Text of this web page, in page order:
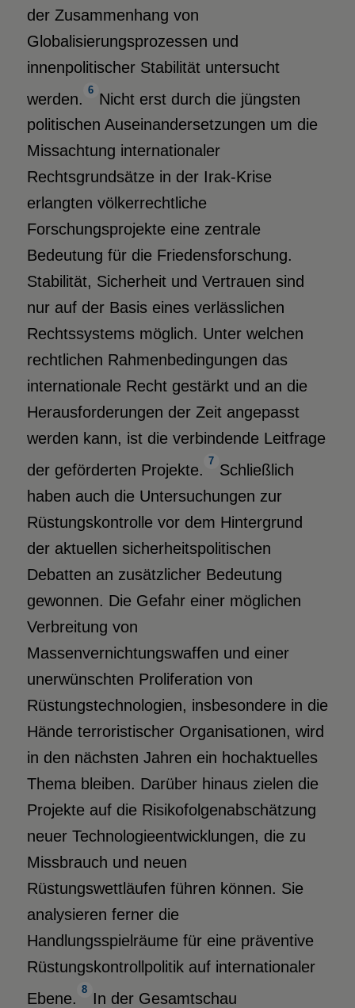
der Zusammenhang von
Globalisierungsprozessen und
innenpolitischer Stabilität untersucht
werden.
6
Nicht erst durch die jüngsten
politischen Auseinandersetzungen um die
Missachtung internationaler
Rechtsgrundsätze in der Irak-Krise
erlangten völkerrechtliche
Forschungsprojekte eine zentrale
Bedeutung für die Friedensforschung.
Stabilität, Sicherheit und Vertrauen sind
nur auf der Basis eines verlässlichen
Rechtssystems möglich. Unter welchen
rechtlichen Rahmenbedingungen das
internationale Recht gestärkt und an die
Herausforderungen der Zeit angepasst
werden kann, ist die verbindende Leitfrage
der geförderten Projekte.
7
Schließlich
haben auch die Untersuchungen zur
Rüstungskontrolle vor dem Hintergrund
der aktuellen sicherheitspolitischen
Debatten an zusätzlicher Bedeutung
gewonnen. Die Gefahr einer möglichen
Verbreitung von
Massenvernichtungswaffen und einer
unerwünschten Proliferation von
Rüstungstechnologien, insbesondere in die
Hände terroristischer Organisationen, wird
in den nächsten Jahren ein hochaktuelles
Thema bleiben. Darüber hinaus zielen die
Projekte auf die Risikofolgenabschätzung
neuer Technologieentwicklungen, die zu
Missbrauch und neuen
Rüstungswettläufen führen können. Sie
analysieren ferner die
Handlungsspielräume für eine präventive
Rüstungskontrollpolitik auf internationaler
Ebene.
8
In der Gesamtschau